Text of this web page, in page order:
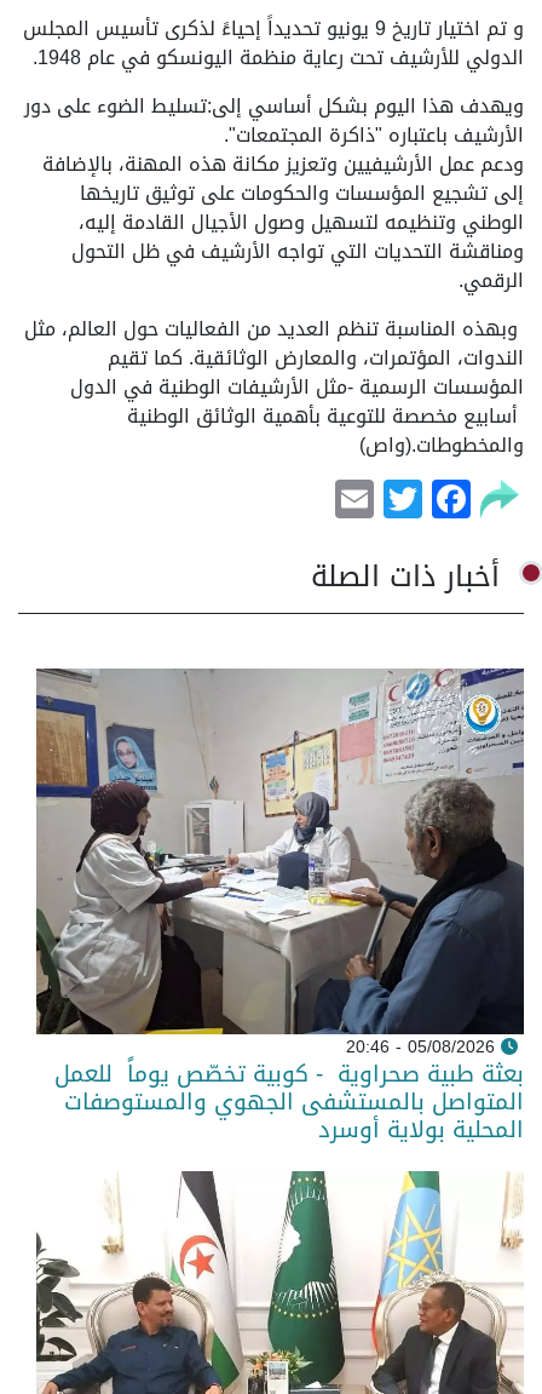
و تم اختيار تاريخ 9 يونيو تحديداً إحياءً لذكرى تأسيس المجلس
الدولي للأرشيف تحت رعاية منظمة اليونسكو في عام 1948.
ويهدف هذا اليوم بشكل أساسي إلى:تسليط الضوء على دور
الأرشيف باعتباره "ذاكرة المجتمعات".
ودعم عمل الأرشيفيين وتعزيز مكانة هذه المهنة، بالإضافة
إلى تشجيع المؤسسات والحكومات على توثيق تاريخها
الوطني وتنظيمه لتسهيل وصول الأجيال القادمة إليه،
ومناقشة التحديات التي تواجه الأرشيف في ظل التحول
الرقمي.
وبهذه المناسبة تنظم العديد من الفعاليات حول العالم، مثل
الندوات، المؤتمرات، والمعارض الوثائقية. كما تقيم
المؤسسات الرسمية -مثل الأرشيفات الوطنية في الدول
أسابيع مخصصة للتوعية بأهمية الوثائق الوطنية
والمخطوطات.(واص)
Facebook
Twitter
أخبار ذات الصلة
05/08/2026 - 20:46
بعثة طبية صحراوية - كوبية تخصّص يوماً للعمل
المتواصل بالمستشفى الجهوي والمستوصفات
المحلية بولاية أوسرد